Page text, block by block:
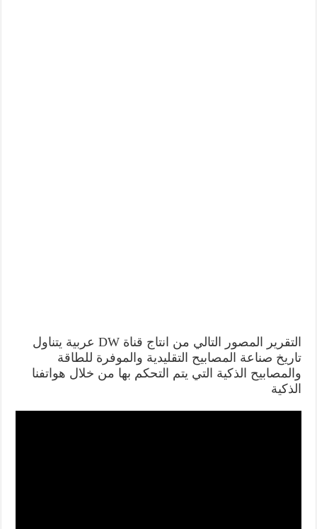
التقرير المصور التالي من انتاج قناة DW عربية يتناول
تاريخ صناعة المصابيح التقليدية والموفرة للطاقة
والمصابيح الذكية التي يتم التحكم بها من خلال هواتفنا
الذكية